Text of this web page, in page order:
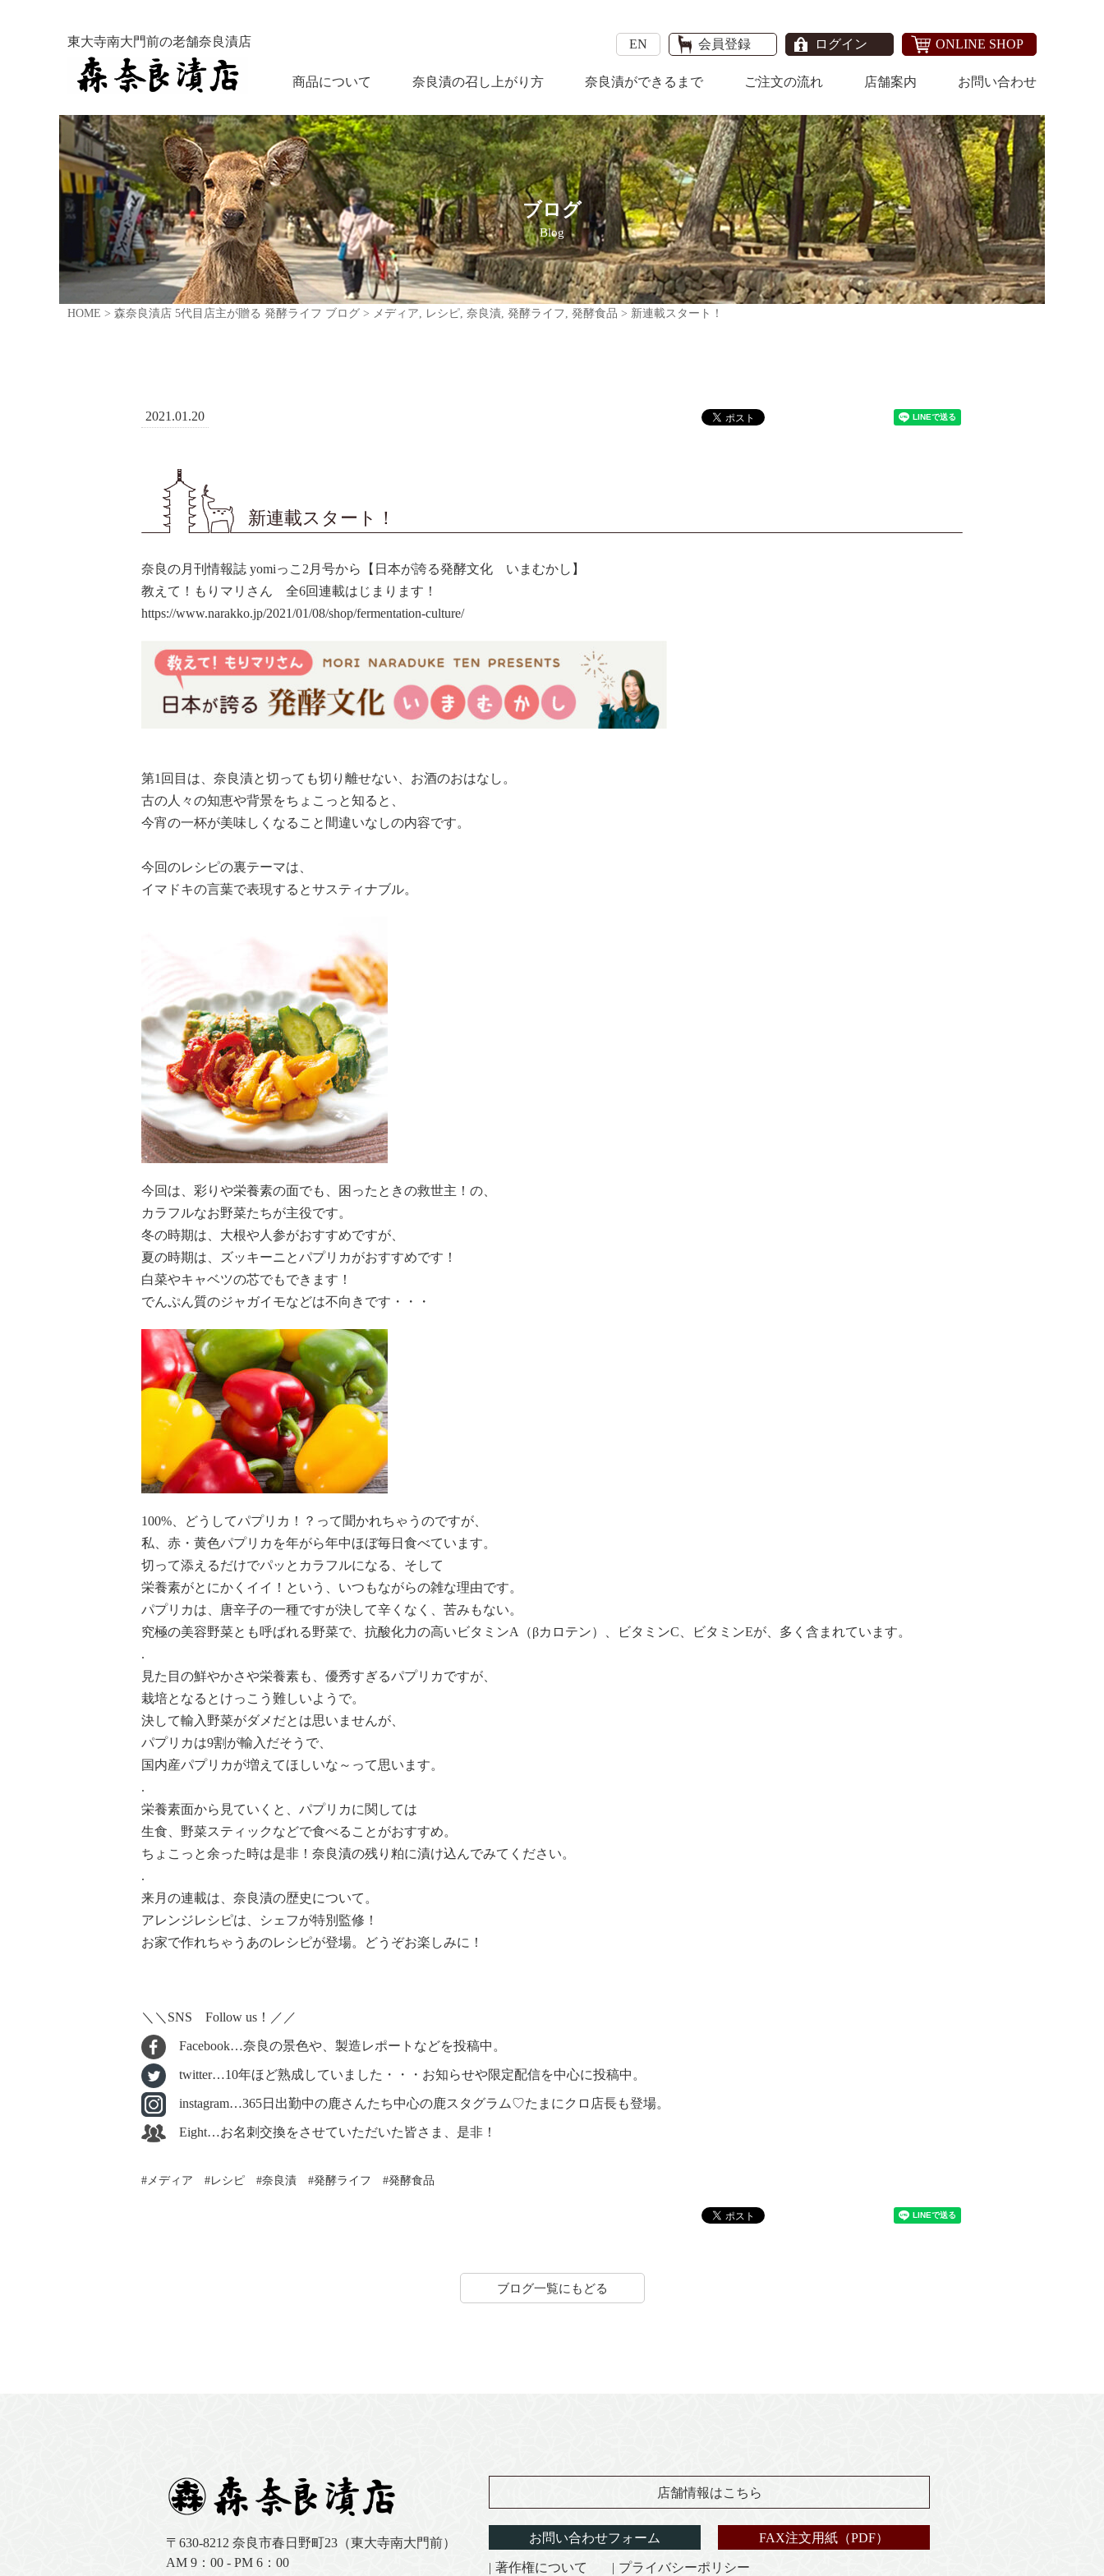
東大寺南大門前の老舗奈良漬店 EN 会員登録 ログイン ONLINE SHOP
商品について 奈良漬の召し上がり方 奈良漬ができるまで ご注文の流れ 店舗案内 お問い合わせ
ブログ
Blog
HOME > 森奈良漬店 5代目店主が贈る 発酵ライフ ブログ > メディア, レシピ, 奈良漬, 発酵ライフ , 発酵食品 > 新連載スタート！
2021.01.20
新連載スタート！
奈良の月刊情報誌 yomiっこ2月号から【日本が誇る発酵文化 いまむかし】
教えて！もりマリさん 全6回連載はじまります！
https://www.narakko.jp/2021/01/08/shop/fermentation-culture/
第1回目は、奈良漬と切っても切り離せない、お酒のおはなし 。
古の人々の知恵や背景をちょこっと知ると、
今宵の一杯が美味しくなること間違いなしの内容です。
今回のレシピの裏テーマは、
イマドキの言葉で表現するとサスティナブル。
今回は、彩りや栄養素の面でも、困ったときの救世主！の、
カラフルなお野菜たちが主役です。
冬の時期は、大根や人参がおすすめですが、
夏の時期は、ズッキーニとパプリカがおすすめです！
白菜やキャベツの芯でもできます！
でんぷん質のジャガイモなどは不向きです・・・
100%、どうしてパプリカ！？って聞かれちゃうのですが、
私、赤・黄色パプリカを年がら年中ほぼ毎日食べています。
切って添えるだけでパッとカラフルになる、そして
栄養素がとにかくイイ！という、いつもながらの雑な理由です。
パプリカは、唐辛子の一種ですが決して辛くなく、苦みもない。
究極の美容野菜とも呼ばれる野菜で、抗酸化力の高いビタミンA（βカロテン）、ビタミンC、ビタミンEが、多く含まれています。
.
見た目の鮮やかさや栄養素も、優秀すぎるパプリカですが、
栽培となるとけっこう難しいようで。
決して輸入野菜がダメだとは思いませんが、
パプリカは9割が輸入だそうで、
国内産パプリカが増えてほしいな～って思います。
.
栄養素面から見ていくと、パプリカに関しては
生食、野菜スティックなどで食べることがおすすめ。
ちょこっと余った時は是非！奈良漬の残り粕に漬け込んでみてください。
.
来月の連載は、奈良漬の歴史について。
アレンジレシピは、シェフが特別監修！
お家で作れちゃうあのレシピが登場。どうぞお楽しみに！
＼＼SNS Follow us！／／
Facebook…奈良の景色や、製造レポートなどを投稿中。
twitter…10年ほど熟成していました・・・お知らせや限定配信を中心に投稿中。
instagram…365日出勤中の鹿さんたち中心の鹿スタグラム♡たまにクロ店長も登場。
Eight…お名刺交換をさせていただいた皆さま、是非！
メディア レシピ 奈良漬 発酵ライフ 発酵食品
ブログ一覧にもどる
〒630-8212 奈良市春日野町23（東大寺南大門前）
AM 9：00 - PM 6：00
店舗情報はこちら
お問い合わせフォーム FAX注文用紙（PDF）
著作権について プライバシーポリシー